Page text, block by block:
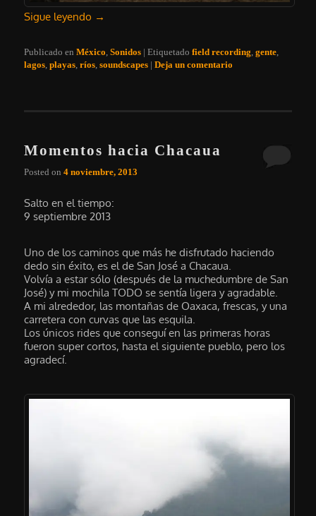
Sigue leyendo →
Publicado en México,Sonidos |Etiquetado field recording,gente,
lagos,playas,ríos,soundscapes |Deja un comentario
Momentos hacia Chacaua
Posted on4 noviembre, 2013
Salto en el tiempo:
9 septiembre 2013
Uno de los caminos que más he disfrutado haciendo
dedo sin éxito, es el de San José a Chacaua.
Volvía a estar sólo (después de la muchedumbre de San
José) y mi mochila TODO se sentía ligera y agradable.
A mi alrededor, las montañas de Oaxaca, frescas, y una
carretera con curvas que las esquila.
Los únicos rides que conseguí en las primeras horas
fueron super cortos, hasta el siguiente pueblo, pero los
agradecí.